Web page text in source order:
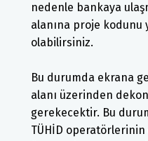
nedenle bankaya
alanına proje kodunu
olabilirsiniz.
Bu durumda ekrana
alanı üzerinden
gerekecektir. Bu
TÜHİD